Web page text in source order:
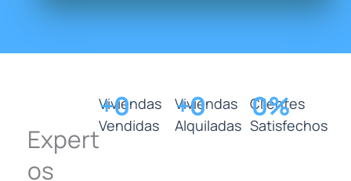
Expert
os
Viviendas
Vendidas
+0
Viviendas
Alquiladas
+0
Clientes
Satisfechos
0%